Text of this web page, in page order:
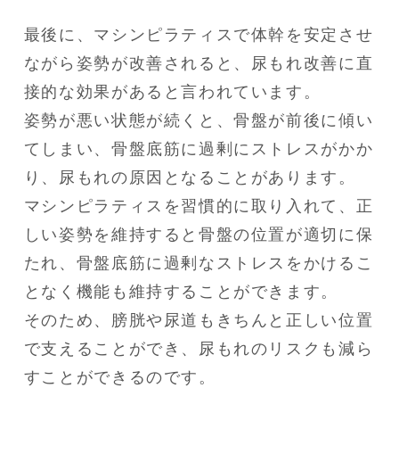
最後に、マシンピラティスで体幹を安定させ
ながら姿勢が改善されると、尿もれ改善に直
接的な効果があると言われています。
姿勢が悪い状態が続くと、骨盤が前後に傾い
てしまい、骨盤底筋に過剰にストレスがかか
り、尿もれの原因となることがあります。
マシンピラティスを習慣的に取り入れて、正
しい姿勢を維持すると骨盤の位置が適切に保
たれ、骨盤底筋に過剰なストレスをかけるこ
となく機能も維持することができます。
そのため、膀胱や尿道もきちんと正しい位置
で支えることができ、尿もれのリスクも減ら
すことができるのです。